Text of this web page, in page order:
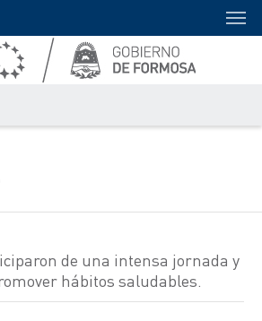
de una intensa jornada y
hábitos saludables.